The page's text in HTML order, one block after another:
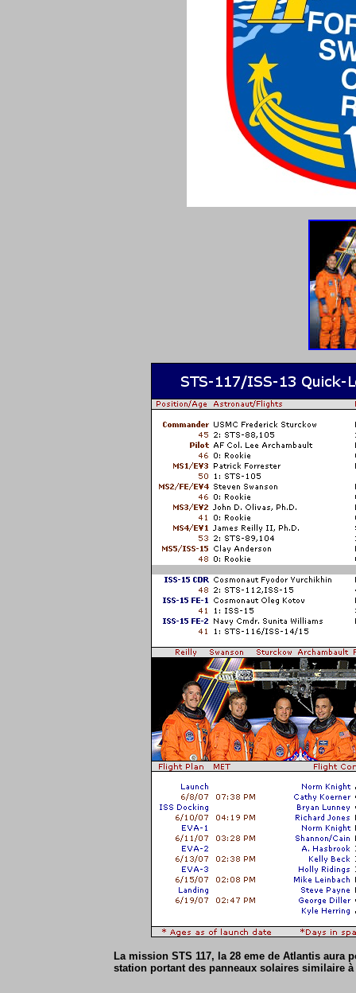
La mission STS 117, la 28 eme de Atlantis aura
station portant des panneaux solaires similaire à